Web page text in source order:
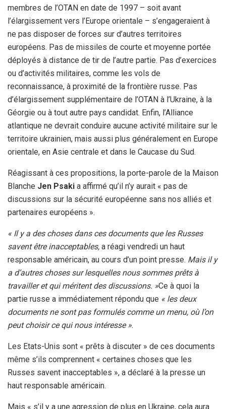
membres de l’OTAN en date de 1997 – soit avant
l’élargissement vers l’Europe orientale – s’engageraient à
ne pas disposer de forces sur d’autres territoires
européens. Pas de missiles de courte et moyenne portée
déployés à distance de tir de l’autre partie. Pas d’exercices
ou d’activités militaires, comme les vols de
reconnaissance, à proximité de la frontière russe. Pas
d’élargissement supplémentaire de l’OTAN à l’Ukraine, à la
Géorgie ou à tout autre pays candidat. Enfin, l’Alliance
atlantique ne devrait conduire aucune activité militaire sur le
territoire ukrainien, mais aussi plus généralement en Europe
orientale, en Asie centrale et dans le Caucase du Sud.
Réagissant à ces propositions, la porte-parole de la Maison
Blanche Jen Psaki a affirmé qu’il n’y aurait « pas de
discussions sur la sécurité européenne sans nos alliés et
partenaires européens ».
« Il y a des choses dans ces documents que les Russes
savent être inacceptables, a réagi vendredi un haut
responsable américain, au cours d’un point presse. Mais il y
a d’autres choses sur lesquelles nous sommes prêts à
travailler et qui méritent des discussions. »Ce à quoi la
partie russe a immédiatement répondu que « les deux
documents ne sont pas formulés comme un menu, où l’on
peut choisir ce qui nous intéresse ».
Les Etats-Unis sont « prêts à discuter » de ces documents
même s’ils comprennent « certaines choses que les
Russes savent inacceptables », a déclaré à la presse un
haut responsable américain.
Mais « s’il y a une agression de plus en Ukraine, cela aura